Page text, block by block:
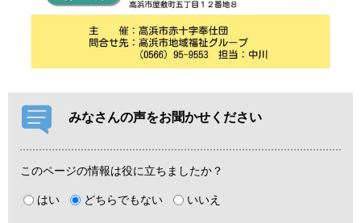
みなさんの声をお聞かせください
このページの情報は役に立ちましたか？
はい どちらでもない いいえ